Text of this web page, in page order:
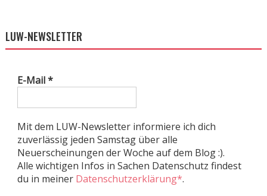
LUW-NEWSLETTER
E-Mail*
Mit dem LUW-Newsletter informiere ich dich
zuverlässig jeden Samstag über alle
Neuerscheinungen der Woche auf dem Blog :).
Alle wichtigen Infos in Sachen Datenschutz findest
du in meiner Datenschutzerklärung*.